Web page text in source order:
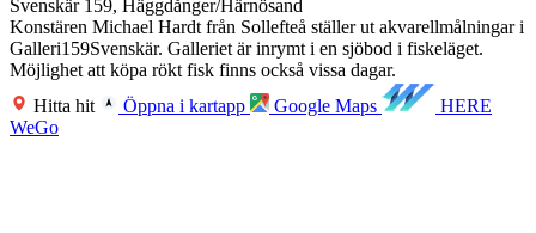
Svenskär 159, Häggdånger/Härnösand
Konstären Michael Hardt från Sollefteå ställer ut akvarellmålningar i
Galleri159Svenskär. Galleriet är inrymt i en sjöbod i fiskeläget.
Möjlighet att köpa rökt fisk finns också vissa dagar.
Hitta hit
Öppna i kartapp Google Maps
HERE
WeGo